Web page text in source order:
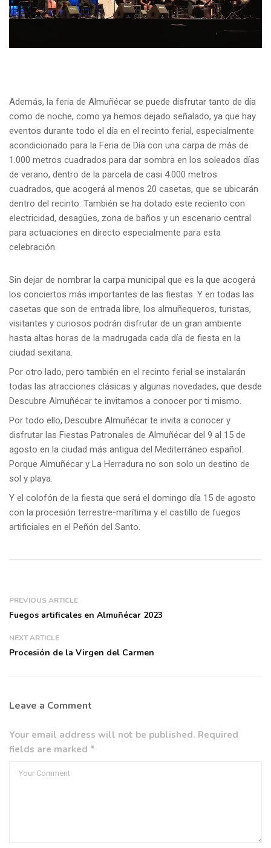
Además, la feria de Almuñécar se puede disfrutar tanto de día
como de noche, como ya hemos dejado señalado, ya que hay
eventos durante todo el día en el recinto ferial, especialmente
acondicionado para la Feria de Día con una carpa de más de
1.000 metros cuadrados para dar sombra en los soleados días
de verano, dentro de la parcela de casi 4.000 metros
cuadrados, que acogerá al menos 20 casetas, que se ubicarán
dentro del recinto. También se ha dotado este reciento con
electricidad, desagües, zona de baños y un escenario central
para actuaciones en directo especialmente para esta
celebración.
Sin dejar de nombrar la carpa municipal que es la que acogerá
los conciertos más importantes de las fiestas. Y en todas las
casetas que son de entrada libre, los almuñequeros, turistas,
visitantes y curiosos podrán disfrutar de un gran ambiente
hasta altas horas de la madrugada cada día de fiesta en la
ciudad sexitana.
Por otro lado, pero también en el recinto ferial se instalarán
todas las atracciones clásicas y algunas novedades, que desde
Descubre Almuñécar te invitamos a conocer por ti mismo.
Por todo ello, Descubre Almuñécar te invita a conocer y
disfrutar las Fiestas Patronales de Almuñécar del 9 al 15 de
agosto en la ciudad más antigua del Mediterráneo español.
Porque Almuñécar y La Herradura no son solo un destino de
sol y playa.
Y el colofón de la fiesta que será el domingo día 15 de agosto
con la procesión terrestre-marítima y el castillo de fuegos
artificiales en el Peñón del Santo.
PREVIOUS ARTICLE
Fuegos artificales en Almuñécar 2023
NEXT ARTICLE
Procesión de la Virgen del Carmen
Leave a Comment
Your email address will not be published. Required
fields are marked *